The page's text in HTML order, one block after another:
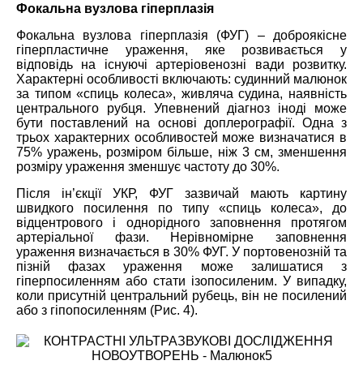
Фокальна вузлова гіперплазія
Фокальна вузлова гіперплазія (ФУГ) – доброякісне
гіперпластичне ураження, яке розвивається у
відповідь на існуючі артеріовенозні вади розвитку.
Характерні особливості включають: судинний малюнок
за типом «спиць колеса», живляча судина, наявність
центрального рубця. Упевнений діагноз іноді може
бути поставлений на основі доплерографії. Одна з
трьох характерних особливостей може визначатися в
75% уражень, розміром більше, ніж 3 см, зменшення
розміру ураження зменшує частоту до 30%.
Після ін’єкції УКР, ФУГ зазвичай мають картину
швидкого посилення по типу «спиць колеса», до
відцентрового і однорідного заповнення протягом
артеріальної фази. Нерівномірне заповнення
ураження визначається в 30% ФУГ. У портовенозній та
пізній фазах ураження може залишатися з
гіперпосиленням або стати ізопосиленим. У випадку,
коли присутній центральний рубець, він не посилений
або з гіпопосиленням (Рис. 4).